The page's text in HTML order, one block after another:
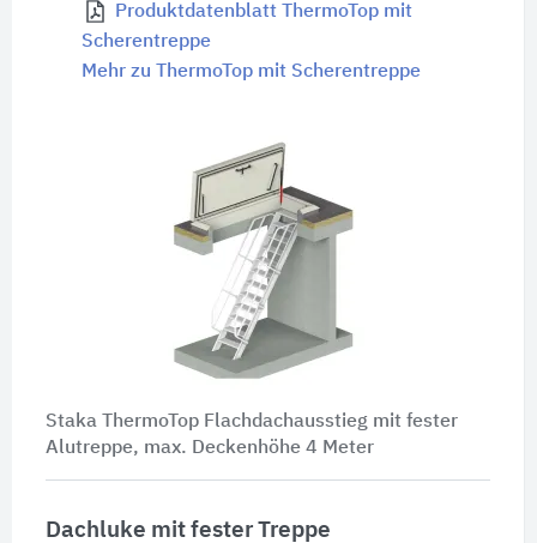
Produktdatenblatt ThermoTop mit
Scherentreppe
Mehr zu ThermoTop mit Scherentreppe
Staka ThermoTop Flachdachausstieg mit fester
Alutreppe, max. Deckenhöhe 4 Meter
Dachluke mit fester Treppe